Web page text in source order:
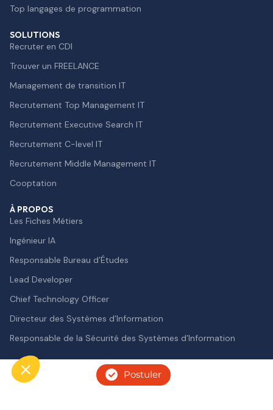
Postuler
Top langages de programmation
SOLUTIONS
Recruter en CDI
Trouver un FREELANCE
Management de transition IT
Recrutement Top Management IT
Recrutement Executive Search IT
Recrutement C-level IT
Recrutement Middle Management IT
Cooptation
À PROPOS
Les Fiches Métiers
Ingénieur IA
Responsable Bureau d’Études
Lead Developer
Chief Technology Officer
Directeur des Systèmes d’Information
Responsable de la Sécurité des Systèmes d’Information